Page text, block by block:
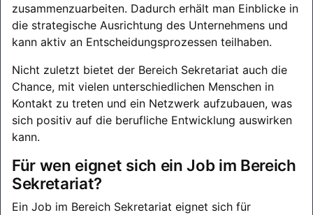
zusammenzuarbeiten. Dadurch erhält man Einblicke in
die strategische Ausrichtung des Unternehmens und
kann aktiv an Entscheidungsprozessen teilhaben.
Nicht zuletzt bietet der Bereich Sekretariat auch die
Chance, mit vielen unterschiedlichen Menschen in
Kontakt zu treten und ein Netzwerk aufzubauen, was
sich positiv auf die berufliche Entwicklung auswirken
kann.
Für wen eignet sich ein Job im Bereich
Sekretariat?
Ein Job im Bereich Sekretariat eignet sich für